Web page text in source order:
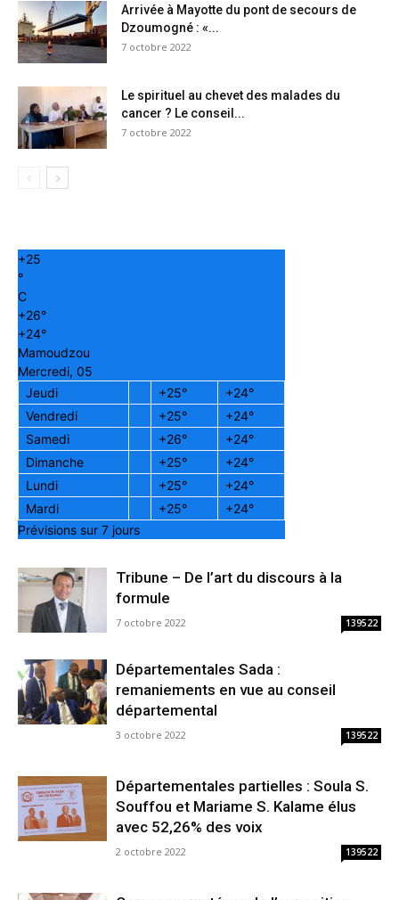
Arrivée à Mayotte du pont de secours de
Dzoumogné : «...
7 octobre 2022
Le spirituel au chevet des malades du
cancer ? Le conseil...
7 octobre 2022
+25
°
C
+26°
+24°
Mamoudzou
Mercredi, 05
Jeudi
+25° +24°
Vendredi
+25° +24°
Samedi
+26° +24°
Dimanche
+25° +24°
Lundi
+25° +24°
Mardi
+25° +24°
Prévisions sur 7 jours
Tribune – De l’art du discours à la
formule
7 octobre 2022 139522
Départementales Sada :
remaniements en vue au conseil
départemental
3 octobre 2022 139522
Départementales partielles : Soula S.
Souffou et Mariame S. Kalame élus
avec 52,26% des voix
2 octobre 2022 139522